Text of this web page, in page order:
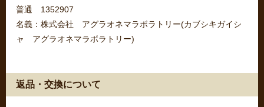
普通 1352907
名義：株式会社 アグラオネマラボラトリー(カブシキガイシ
ャ アグラオネマラボラトリー)
返品・交換について